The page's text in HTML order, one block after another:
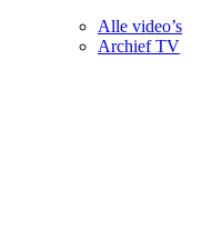
Alle video’s
Archief TV